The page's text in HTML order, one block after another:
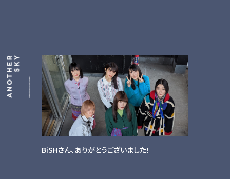
BiSHさん、ありがとうございました！